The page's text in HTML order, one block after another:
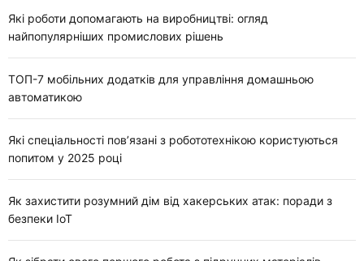
Які роботи допомагають на виробництві: огляд
найпопулярніших промислових рішень
ТОП-7 мобільних додатків для управління домашньою
автоматикою
Які спеціальності пов’язані з робототехнікою користуються
попитом у 2025 році
Як захистити розумний дім від хакерських атак: поради з
безпеки IoT